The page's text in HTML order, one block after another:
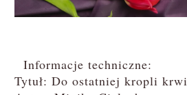
Informacje techniczne:
Tytuł: Do ostatniej kropli krwi